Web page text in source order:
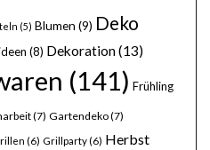
(5) Blumen (9) Deko
(8) Dekoration(13)
(141) Frühling
(7) Gartendeko(7)
(6) Grillparty(6) Herbst